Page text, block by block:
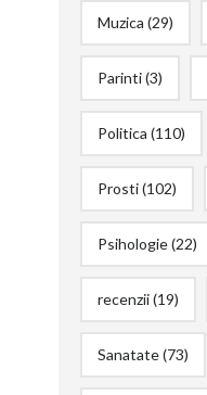
Muzica (29)
Parinti(3)
Politica (110)
Prosti(102)
Psihologie(22)
recenzii(19)
Sanatate(73)